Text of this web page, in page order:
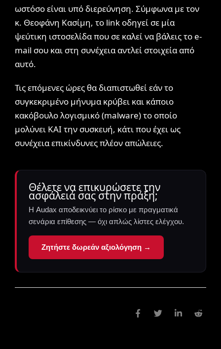
ωστόσο είναι υπό διερεύνηση. Σύμφωνα με τον
κ. Θεοφάνη Κασίμη, το link οδηγεί σε μία
ψεύτικη ιστοσελίδα που σε καλεί να βάλεις το e-
mail σου και στη συνέχεια αντλεί στοιχεία από
αυτό.
Τις επόμενες ώρες θα διαπιστωθεί εάν το
συγκεκριμένο μήνυμα κρύβει και κάποιο
κακόβουλο λογισμικό (malware) το οποίο
μολύνει ΚΑΙ την συσκευή, κάτι που έχει ως
συνέχεια επικίνδυνες πλέον απώλειες.
Θέλετε να επικυρώσετε την
ασφάλειά σας στην πράξη;
Η Audax αποδεικνύει το ρίσκο με πραγματικά
σενάρια επίθεσης — όχι απλώς λίστες ελέγχου.
Ζητήστε δωρεάν αξιολόγηση →